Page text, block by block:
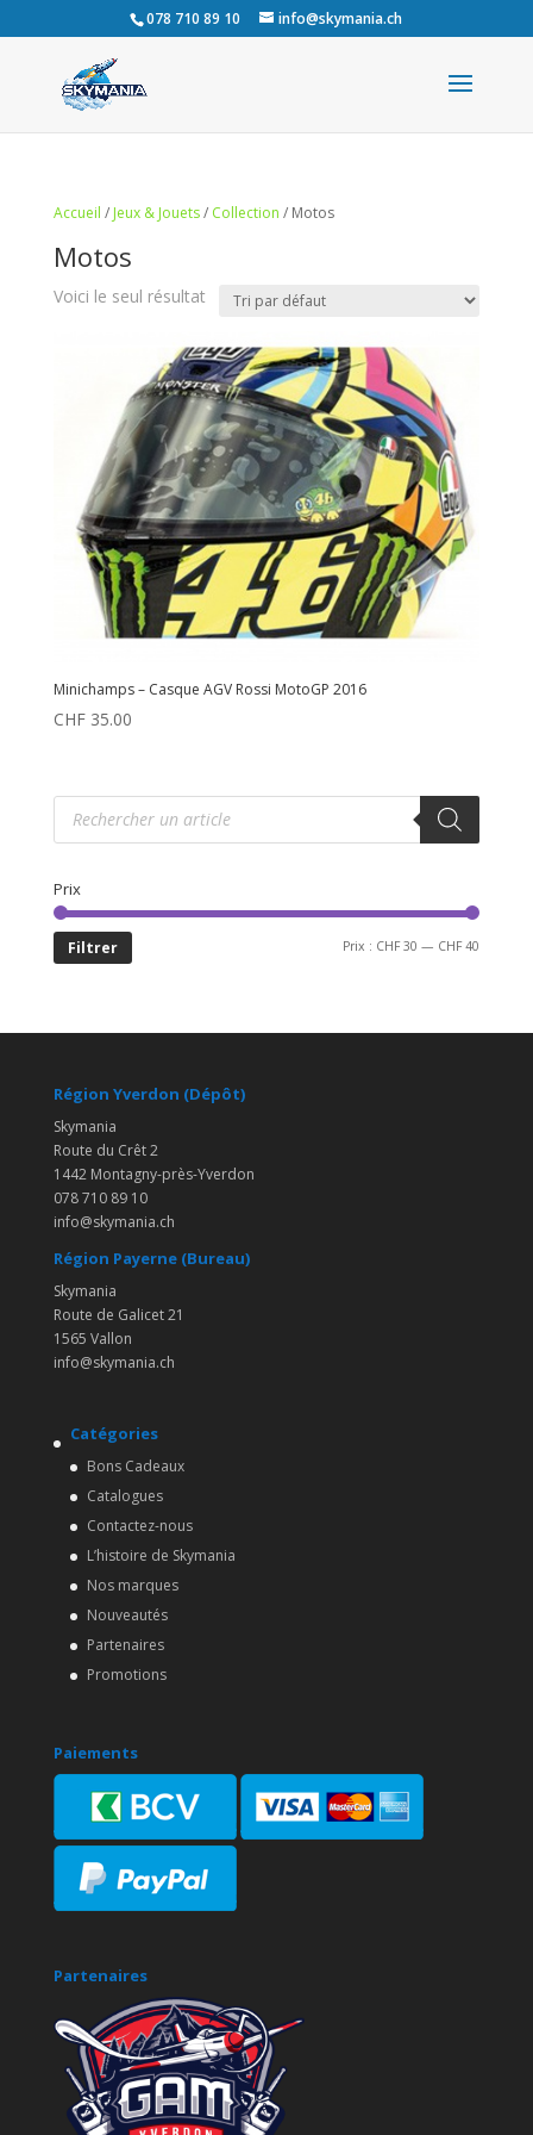
078 710 89 10 info@skymania.ch
Accueil / Jeux & Jouets/ Collection / Motos
Motos
Voici le seul résultat
Minichamps – Casque AGV Rossi MotoGP 2016
CHF35.00
Recherche
produits
Prix
Filtrer Prix : CHF 30 — CHF 40
Région Yverdon (Dépôt)
Skymania
Route du Crêt 2
1442 Montagny-près-Yverdon
078 710 89 10
info@skymania.ch
Région Payerne (Bureau)
Skymania
Route de Galicet 21
1565 Vallon
info@skymania.ch
Catégories
Bons Cadeaux
Catalogues
Contactez-nous
L’histoire de Skymania
Nos marques
Nouveautés
Partenaires
Promotions
Paiements
Partenaires